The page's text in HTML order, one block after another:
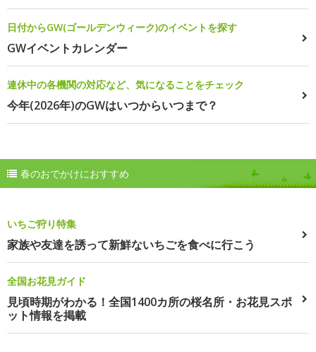
日付からGW(ゴールデンウィーク)のイベントを探す
GWイベントカレンダー
連休中の各機関の対応など、気になることをチェック
今年(2026年)のGWはいつからいつまで？
春のおでかけにおすすめ
いちご狩り特集
家族や友達を誘って新鮮ないちごを食べに行こう
全国お花見ガイド
見頃時期がわかる！全国1400カ所の桜名所・お花見スポ
ット情報を掲載